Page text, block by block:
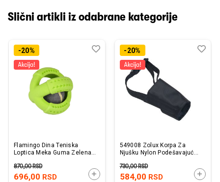
Slični artikli iz odabrane kategorije
-20%
Flamingo Dina Teniska
Loptica Meka Guma Zelena
696,00 RSD
870,00RSD
DODAJTE U KORPU
Dodaj
Uporedi-20%
549008 Zolux Korpa Za
Njušku Nylon Podešavajuća
584,00 RSD
730,00RSD